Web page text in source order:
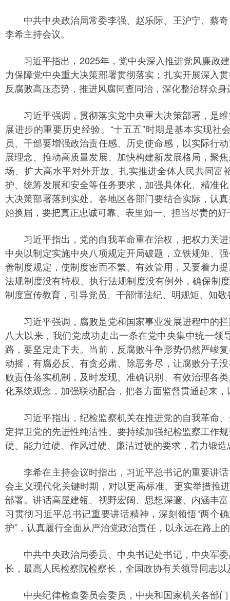
中共中央政治局常委李强、赵乐际、王沪宁、蔡奇
李希主持会议。
习近平指出，2025年，党中央深入推进党风廉政
力保障党中央重大决策部署贯彻落实；扎实开展深入
反腐败高压态势，推进风腐同查同治，深化整治群众
习近平强调，贯彻落实党中央重大决策部署，是维
展进步的重要历史经验。“十五五”时期是基本实现
员、干部要增强政治责任感、历史使命感，以实际行
展理念、推动高质量发展、加快构建新发展格局，聚
场、扩大高水平对外开放、扎实推进全体人民共同
护、统筹发展和安全等任务要求，加强具体化、精准
大决策部署落到实处。各地区各部门要结合实际，认
始换届，要把真正忠诚可靠、表里如一、担当尽责的
习近平指出，党的自我革命重在治权，把权力关进
中央以制定实施中央八项规定开局破题，立铁规矩、
善制度规定，使制度密而不繁、有效管用，又要着力
法规制度没有特权、执行法规制度没有例外，确保制
制度宣传教育，引导党员、干部懂法纪、明规矩、知
习近平强调，腐败是党和国家事业发展进程中的拦
八大以来，我们党成功走出一条在党中央集中统一
路，要坚定走下去。当前，反腐败斗争形势仍然严峻
动摇，有腐必反、有贪必肃、除恶务尽，让腐败分子
败责任落实机制，及时发现、准确识别、有效治理各
化系统观念，加强联动配合，把各方面监督贯通起来
习近平指出，纪检监察机关在推进党的自我革命、
定捍卫党的先进性纯洁性。要持续加强纪检监察工作
硬、能力过硬、作风过硬、廉洁过硬的要求，着力锻
李希在主持会议时指出，习近平总书记的重要讲话
会主义现代化关键时期，对以更高标准、更实举措推
部署。讲话高屋建瓴、视野宏阔、思想深邃、内涵丰
习贯彻习近平总书记重要讲话精神，深刻领悟“两个
护”，认真履行全面从严治党政治责任，以永远在路上
中共中央政治局委员、中央书记处书记，中央军委
长，最高人民检察院检察长，全国政协有关领导同志
中央纪律检查委员会委员，中央和国家机关各部门